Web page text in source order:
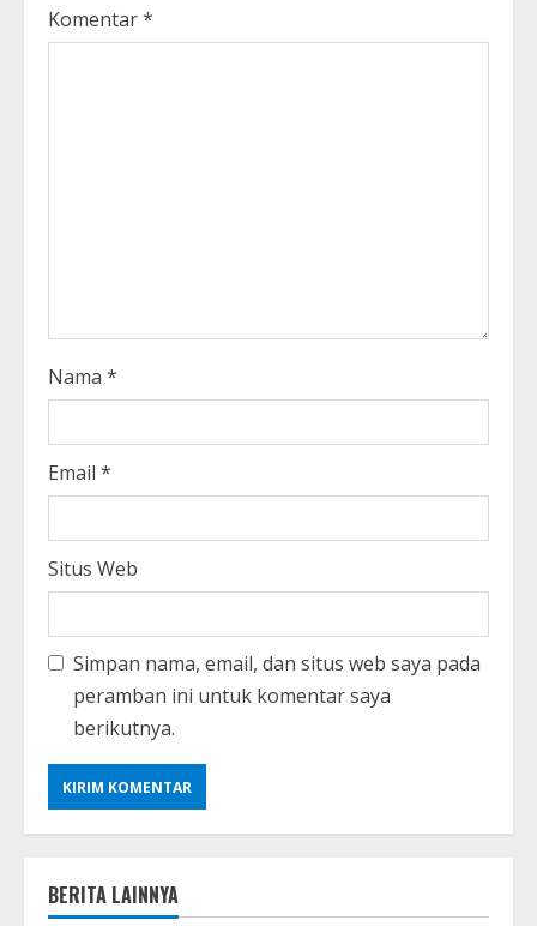
Komentar*
Nama *
Email *
Situs Web
Simpan nama, email, dan situs web saya pada
peramban ini untuk komentar saya
berikutnya.
BERITA LAINNYA